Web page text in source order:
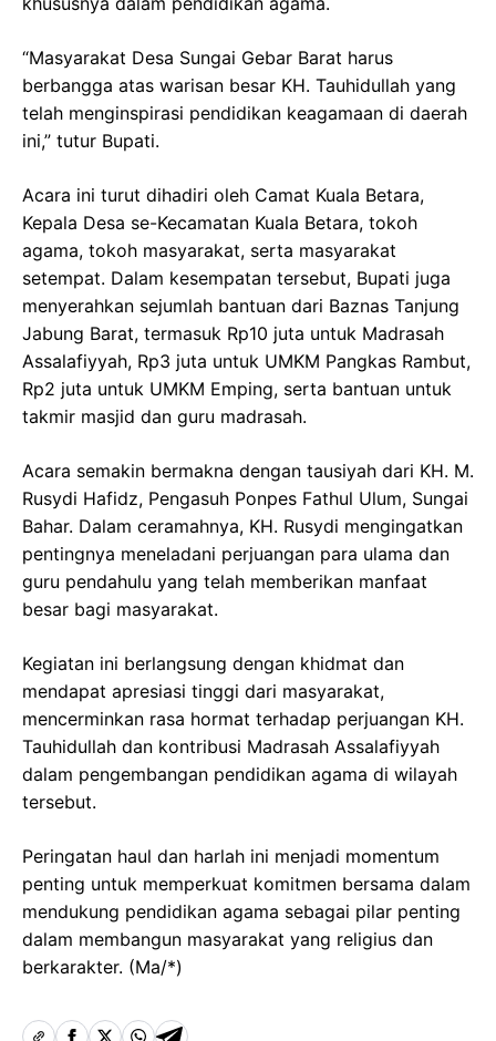
“Masyarakat Desa Sungai Gebar Barat harus
berbangga atas warisan besar KH. Tauhidullah yang
telah menginspirasi pendidikan keagamaan di daerah
ini,” tutur Bupati.
Acara ini turut dihadiri oleh Camat Kuala Betara,
Kepala Desa se-Kecamatan Kuala Betara, tokoh
agama, tokoh masyarakat, serta masyarakat
setempat. Dalam kesempatan tersebut, Bupati juga
menyerahkan sejumlah bantuan dari Baznas Tanjung
Jabung Barat, termasuk Rp10 juta untuk Madrasah
Assalafiyyah, Rp3 juta untuk UMKM Pangkas Rambut,
Rp2 juta untuk UMKM Emping, serta bantuan untuk
takmir masjid dan guru madrasah.
Acara semakin bermakna dengan tausiyah dari KH. M.
Rusydi Hafidz, Pengasuh Ponpes Fathul Ulum, Sungai
Bahar. Dalam ceramahnya, KH. Rusydi mengingatkan
pentingnya meneladani perjuangan para ulama dan
guru pendahulu yang telah memberikan manfaat
besar bagi masyarakat.
Kegiatan ini berlangsung dengan khidmat dan
mendapat apresiasi tinggi dari masyarakat,
mencerminkan rasa hormat terhadap perjuangan KH.
Tauhidullah dan kontribusi Madrasah Assalafiyyah
dalam pengembangan pendidikan agama di wilayah
tersebut.
Peringatan haul dan harlah ini menjadi momentum
penting untuk memperkuat komitmen bersama dalam
mendukung pendidikan agama sebagai pilar penting
dalam membangun masyarakat yang religius dan
berkarakter. (Ma/*)